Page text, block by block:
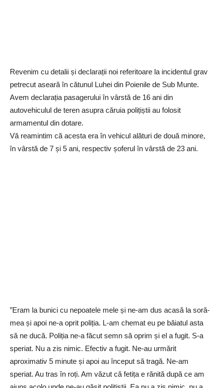
Revenim cu detalii și declarații noi referitoare la incidentul grav
petrecut aseară în cătunul Luhei din Poienile de Sub Munte.
Avem declarația pasagerului în vârstă de 16 ani din
autovehiculul de teren asupra căruia polițiștii au folosit
armamentul din dotare.
Vă reamintim că acesta era în vehicul alături de două minore,
în vârstă de 7 și 5 ani, respectiv șoferul în vârstă de 23 ani.
”Eram la bunici cu nepoatele mele și ne-am dus acasă la soră-
mea și apoi ne-a oprit poliția. L-am chemat eu pe băiatul asta
să ne ducă. Poliția ne-a făcut semn să oprim și el a fugit. S-a
speriat. Nu a zis nimic. Efectiv a fugit. Ne-au urmărit
aproximativ 5 minute și apoi au început să tragă. Ne-am
speriat. Au tras în roți. Am văzut că fetița e rănită după ce am